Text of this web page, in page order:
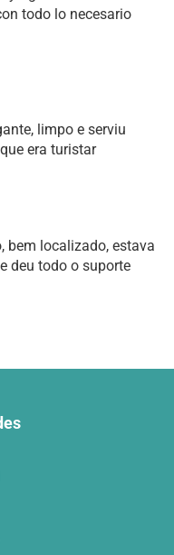
todo lo necesario
limpo e serviu
era turistar
bem localizado, estava
deu todo o suporte